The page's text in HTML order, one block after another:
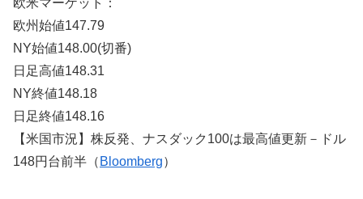
欧米マーケット：
欧州始値147.79
NY始値148.00(切番)
日足高値148.31
NY終値148.18
日足終値148.16
【米国市況】株反発、ナスダック100は最高値更新－ドル
148円台前半（ Bloomberg）